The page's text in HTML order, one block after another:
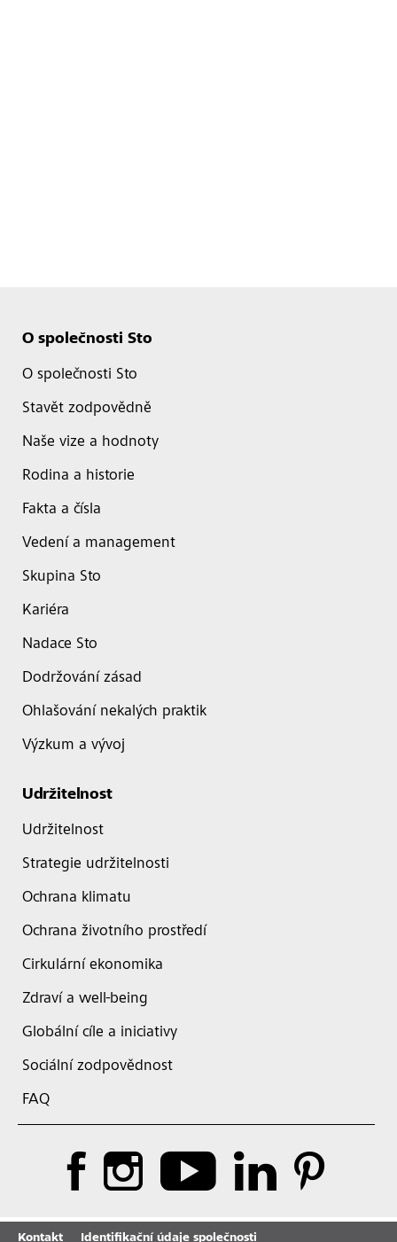
O společnosti Sto
O společnosti Sto
Stavět zodpovědně
Naše vize a hodnoty
Rodina a historie
Fakta a čísla
Vedení a management
Skupina Sto
Kariéra
Nadace Sto
Dodržování zásad
Ohlašování nekalých praktik
Výzkum a vývoj
Udržitelnost
Udržitelnost
Strategie udržitelnosti
Ochrana klimatu
Ochrana životního prostředí
Cirkulární ekonomika
Zdraví a well-being
Globální cíle a iniciativy
Sociální zodpovědnost
FAQ
Kontakt Identifikační údaje společnosti